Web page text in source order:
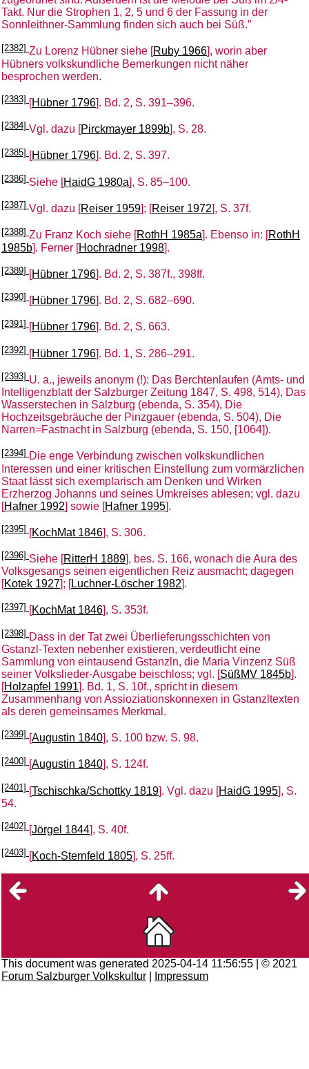
Takt. Nur die Strophen 1, 2, 5 und 6 der Fassung in der
Sonnleithner-Sammlung finden sich auch bei Süß.”
[2382] Zu Lorenz Hübner siehe [ Ruby 1966 ], worin aber
Hübners volkskundliche Bemerkungen nicht näher
besprochen werden.
[2383] [Hübner 1796]. Bd. 2, S. 391–396.
[2384] Vgl. dazu [Pirckmayer 1899b], S. 28.
[2385] Hübner 1796 ]. Bd. 2, S. 397.
[2386] Siehe [HaidG 1980a], S. 85–100.
[2387] Vgl. dazu [Reiser 1959]; [Reiser 1972], S. 37f.
[2388] Zu Franz Koch siehe [ RothH 1985a ]. Ebenso in: [
RothH
1985b]. Ferner [Hochradner 1998].
[2389] [Hübner 1796]. Bd. 2, S. 387f., 398ff.
[2390] [Hübner 1796]. Bd. 2, S. 682–690.
[2391] Hübner 1796 ]. Bd. 2, S. 663.
[2392] [Hübner 1796]. Bd. 1, S. 286–291.
[2393] U. a., jeweils anonym (!): Das Berchtenlaufen (Amts- und
Intelligenzblatt der Salzburger Zeitung 1847, S. 498, 514), Das
Wasserstechen in Salzburg (ebenda, S. 354), Die
Hochzeitsgebräuche der Pinzgauer (ebenda, S. 504), Die
Narren=Fastnacht in Salzburg (ebenda, S. 150, [1064]).
[2394] Die enge Verbindung zwischen volkskundlichen
Interessen und einer kritischen Einstellung zum vormärzlichen
Staat lässt sich exemplarisch am Denken und Wirken
Erzherzog Johanns und seines Umkreises ablesen; vgl. dazu
[Hafner 1992] sowie [Hafner 1995].
[2395] [KochMat 1846], S. 306.
[2396] Siehe [RitterH 1889], bes. S. 166, wonach die Aura des
Volksgesangs seinen eigentlichen Reiz ausmacht; dagegen
[Kotek 1927]; [Luchner-Löscher 1982].
[2397] KochMat 1846 ], S. 353f.
[2398] Dass in der Tat zwei Überlieferungsschichten von
Gstanzl-Texten nebenher existieren, verdeutlicht eine
Sammlung von eintausend Gstanzln, die Maria Vinzenz Süß
seiner Volkslieder-Ausgabe beischloss; vgl. [SüßMV 1845b].
[Holzapfel 1991]. Bd. 1, S. 10f., spricht in diesem
Zusammenhang von Assioziationskonnexen in Gstanzltexten
als deren gemeinsames Merkmal.
[2399] [Augustin 1840], S. 100 bzw. S. 98.
[2400] Augustin 1840 ], S. 124f.
[2401] [Tschischka/Schottky 1819]. Vgl. dazu [HaidG 1995], S.
54.
[2402] [Jörgel 1844], S. 40f.
[2403] Koch-Sternfeld 1805 ], S. 25ff.
This document was generated 2025-04-14 11:56:55 | © 2021
Forum Salzburger Volkskultur
Impressum